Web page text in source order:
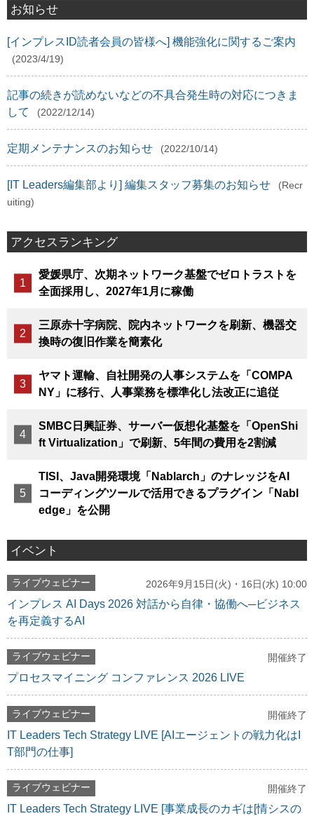
お知らせ
[インプレスID読者会員の皆様へ] 機能強化に関するご案内
(2023/4/19)
記事の続きが読めないなどの不具合発生時の対応につきま
して
(2022/12/14)
定期メンテナンスのお知らせ (2022/10/14)
[IT Leaders編集部より] 編集スタッフ募集のお知らせ
(Recr
uiting)
アクセスランキング
愛媛県庁、次期ネットワーク基盤でゼロトラストを
全面採用し、2027年1月に稼働
三原赤十字病院、院内ネットワークを刷新、機器交
換時の復旧作業を簡素化
ヤマト運輸、自社開発の人事システムを「COMPA
NY」に移行、人事業務を標準化し法改正に追従
SMBC日興証券、サーバー仮想化基盤を「OpenShi
ft Virtualization」で刷新、5年間の費用を2割減
TISI、Java開発環境「Nablarch」のナレッジをAI
コーディングツールで活用できるプラグイン「Nabl
edge」を公開
イベント
ライブウェビナー 2026年9月15日(火)・16日(水) 10:00
インプレス AI Days 2026 対話から自律・協働へ─ビジネス
を再定義するAI
ライブウェビナー 開催終了
プロセスマイニング コンファレンス 2026 LIVE
ライブウェビナー 開催終了
IT Leaders Tech Strategy LIVE [AIエージェントの戦力化はI
T部門の仕事]
ライブウェビナー 開催終了
IT Leaders Tech Strategy LIVE [事業成長のカギは[情シスの